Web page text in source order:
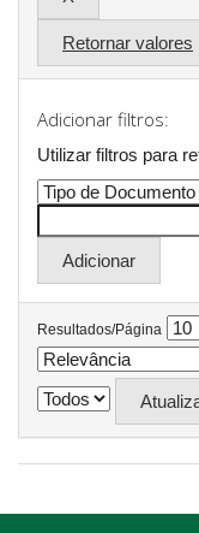
Retornar valores
Adicionar filtros:
Utilizar filtros para
Resultados/Página